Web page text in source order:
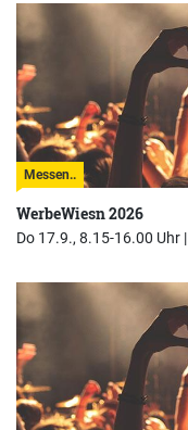
Messen..
WerbeWiesn 2026
Do 17.9., 8.15-16.00 Uhr |